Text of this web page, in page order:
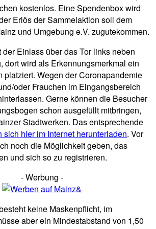
kostenlos. Eine Spendenbox wird
Erlös der Sammelaktion soll dem
und Umgebung e.V. zugutekommen.
Einlass über das Tor links neben
dort wird als Erkennungsmerkmal ein
platziert. Wegen der Coronapandemie
oder Frauchen im Eingangsbereich
Gerne können die Besucher
schon ausgefüllt mitbringen,
Stadtwerken. Das entsprechende
sich hier im Internet herunterladen. Vor
noch die Möglichkeit geben, das
und sich so zu registrieren.
- Werbung -
keine Maskenpflicht, im
aber ein Mindestabstand von 1,50